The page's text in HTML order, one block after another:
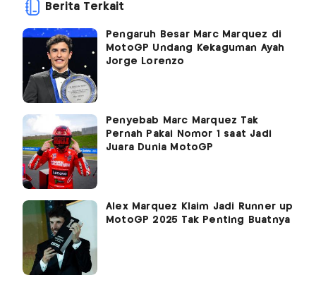
Berita Terkait
Pengaruh Besar Marc Marquez di
MotoGP Undang Kekaguman Ayah
Jorge Lorenzo
Penyebab Marc Marquez Tak
Pernah Pakai Nomor 1 saat Jadi
Juara Dunia MotoGP
Alex Marquez Klaim Jadi Runner up
MotoGP 2025 Tak Penting Buatnya